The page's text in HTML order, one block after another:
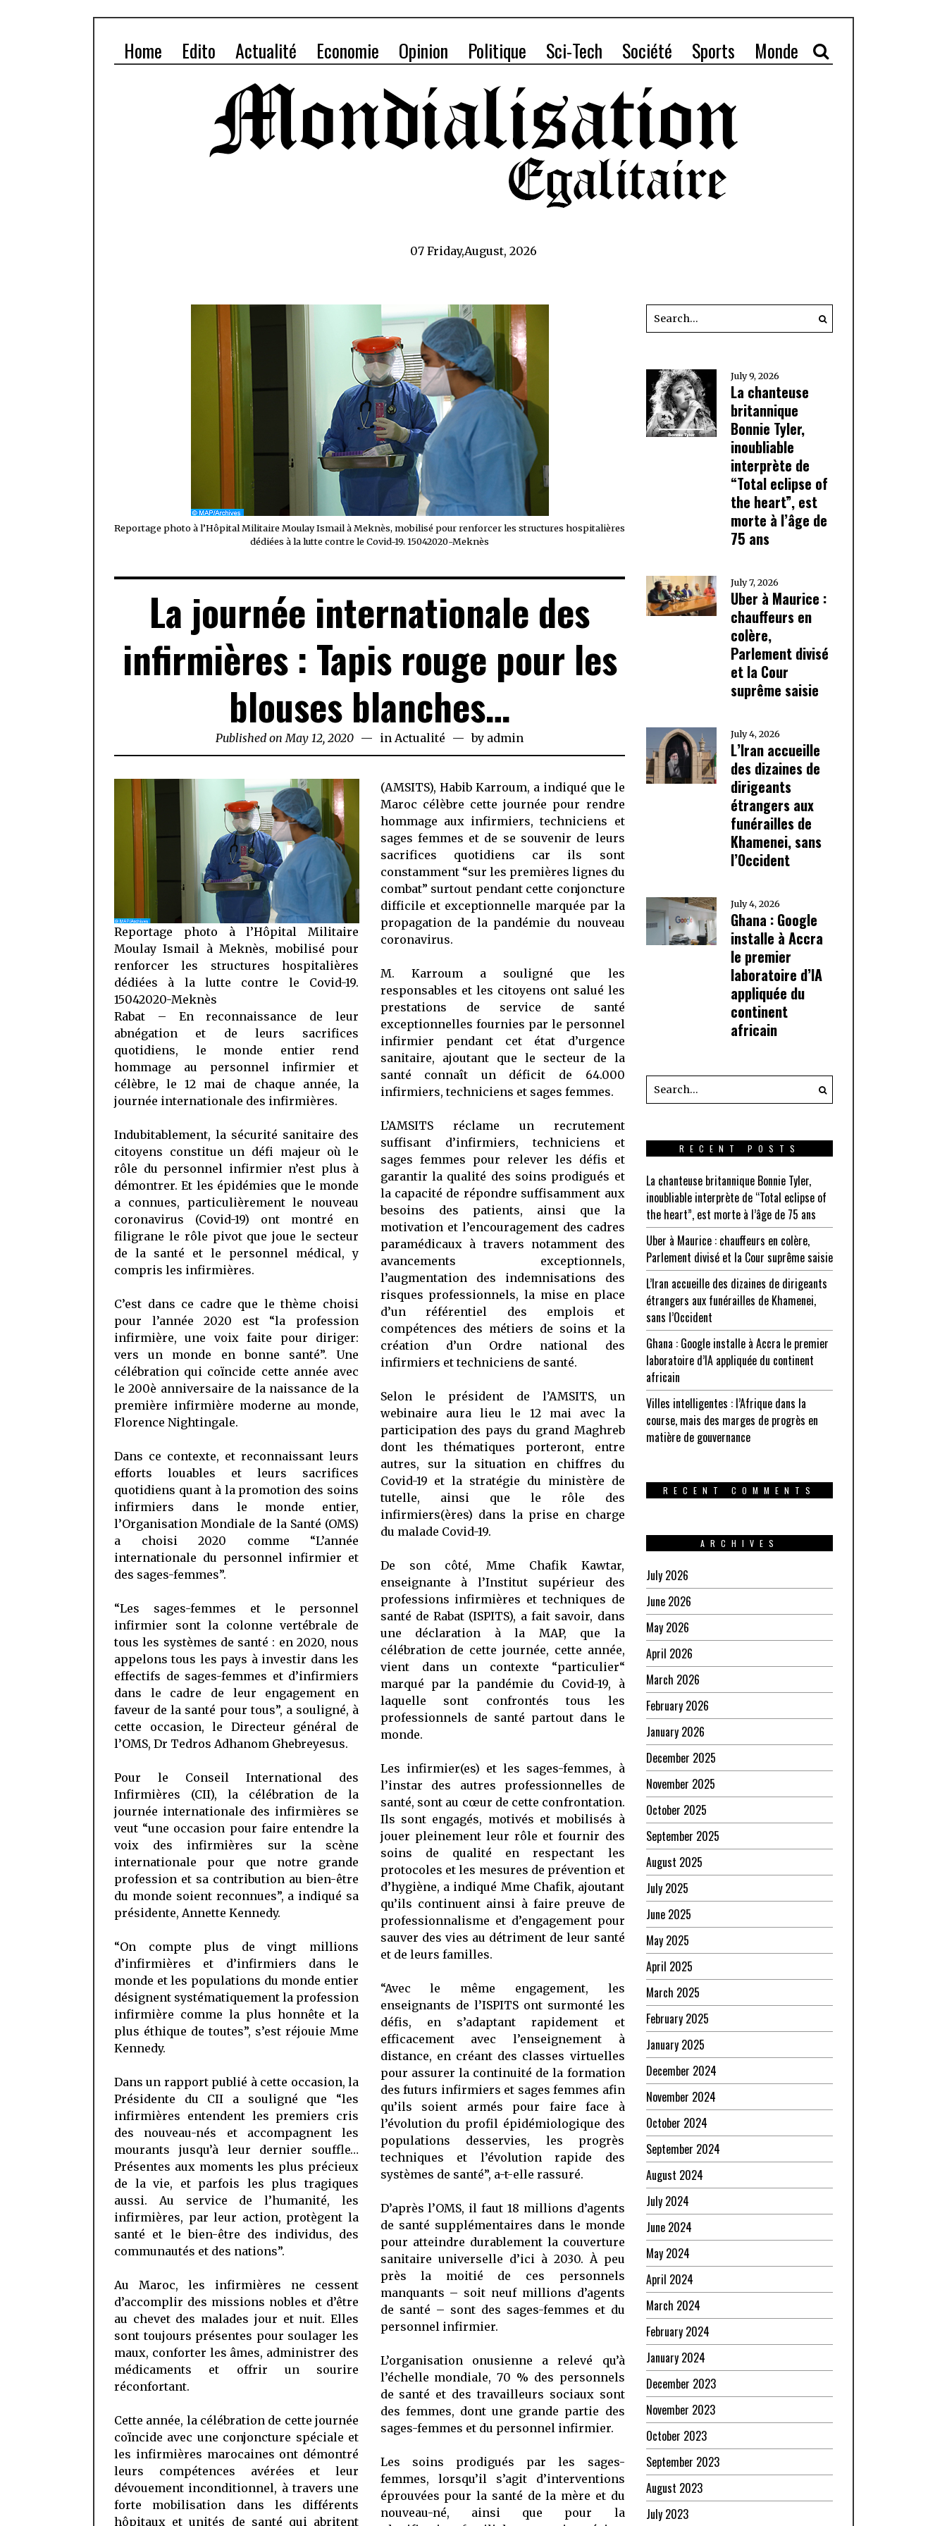
Home Edito Actualité Economie Opinion Politique Sci-Tech Société Sports Monde
07 Friday,August, 2026
Reportage photo à l’Hôpital Militaire Moulay Ismail à Meknès, mobilisé pour renforcer les structures hospitalières
dédiées à la lutte contre le Covid-19. 15042020-Meknès
La journée internationale des
infirmières : Tapis rouge pour les
blouses blanches…
Published on May 12, 2020 May
12,
in Actualité by admin
Reportage photo à l’Hôpital Militaire
Moulay Ismail à Meknès, mobilisé pour
renforcer les structures hospitalières
dédiées à la lutte contre le Covid-19.
15042020-Meknès
Rabat – En reconnaissance de leur
abnégation et de leurs sacrifices
quotidiens, le monde entier rend
hommage au personnel infirmier et
célèbre, le 12 mai de chaque année, la
journée internationale des infirmières.
Indubitablement, la sécurité sanitaire des
citoyens constitue un défi majeur où le
rôle du personnel infirmier n’est plus à
démontrer. Et les épidémies que le monde
a connues, particulièrement le nouveau
coronavirus (Covid-19) ont montré en
filigrane le rôle pivot que joue le secteur
de la santé et le personnel médical, y
compris les infirmières.
C’est dans ce cadre que le thème choisi
pour l’année 2020 est “la profession
infirmière, une voix faite pour diriger:
vers un monde en bonne santé”. Une
célébration qui coïncide cette année avec
le 200è anniversaire de la naissance de la
première infirmière moderne au monde,
Florence Nightingale.
Dans ce contexte, et reconnaissant leurs
efforts louables et leurs sacrifices
quotidiens quant à la promotion des soins
infirmiers dans le monde entier,
l’Organisation Mondiale de la Santé (OMS)
a choisi 2020 comme “L’année
internationale du personnel infirmier et
des sages-femmes”.
“Les sages-femmes et le personnel
infirmier sont la colonne vertébrale de
tous les systèmes de santé : en 2020, nous
appelons tous les pays à investir dans les
effectifs de sages-femmes et d’infirmiers
dans le cadre de leur engagement en
faveur de la santé pour tous”, a souligné, à
cette occasion, le Directeur général de
l’OMS, Dr Tedros Adhanom Ghebreyesus.
Pour le Conseil International des
Infirmières (CII), la célébration de la
journée internationale des infirmières se
veut “une occasion pour faire entendre la
voix des infirmières sur la scène
internationale pour que notre grande
profession et sa contribution au bien-être
du monde soient reconnues”, a indiqué sa
présidente, Annette Kennedy.
“On compte plus de vingt millions
d’infirmières et d’infirmiers dans le
monde et les populations du monde entier
désignent systématiquement la profession
infirmière comme la plus honnête et la
plus éthique de toutes”, s’est réjouie Mme
Kennedy.
Dans un rapport publié à cette occasion, la
Présidente du CII a souligné que “les
infirmières entendent les premiers cris
des nouveau-nés et accompagnent les
mourants jusqu’à leur dernier souffle…
Présentes aux moments les plus précieux
de la vie, et parfois les plus tragiques
aussi. Au service de l’humanité, les
infirmières, par leur action, protègent la
santé et le bien-être des individus, des
communautés et des nations”.
Au Maroc, les infirmières ne cessent
d’accomplir des missions nobles et d’être
au chevet des malades jour et nuit. Elles
sont toujours présentes pour soulager les
maux, conforter les âmes, administrer des
médicaments et offrir un sourire
réconfortant.
Cette année, la célébration de cette journée
coïncide avec une conjoncture spéciale et
les infirmières marocaines ont démontré
leurs compétences avérées et leur
dévouement inconditionnel, à travers une
forte mobilisation dans les différents
hôpitaux et unités de santé qui abritent
(AMSITS), Habib Karroum, a indiqué que le
Maroc célèbre cette journée pour rendre
hommage aux infirmiers, techniciens et
sages femmes et de se souvenir de leurs
sacrifices quotidiens car ils sont
constamment “sur les premières lignes du
combat” surtout pendant cette conjoncture
difficile et exceptionnelle marquée par la
propagation de la pandémie du nouveau
coronavirus.
M. Karroum a souligné que les
responsables et les citoyens ont salué les
prestations de service de santé
exceptionnelles fournies par le personnel
infirmier pendant cet état d’urgence
sanitaire, ajoutant que le secteur de la
santé connaît un déficit de 64.000
infirmiers, techniciens et sages femmes.
L’AMSITS réclame un recrutement
suffisant d’infirmiers, techniciens et
sages femmes pour relever les défis et
garantir la qualité des soins prodigués et
la capacité de répondre suffisamment aux
besoins des patients, ainsi que la
motivation et l’encouragement des cadres
paramédicaux à travers notamment des
avancements exceptionnels,
l’augmentation des indemnisations des
risques professionnels, la mise en place
d’un référentiel des emplois et
compétences des métiers de soins et la
création d’un Ordre national des
infirmiers et techniciens de santé.
Selon le président de l’AMSITS, un
webinaire aura lieu le 12 mai avec la
participation des pays du grand Maghreb
dont les thématiques porteront, entre
autres, sur la situation en chiffres du
Covid-19 et la stratégie du ministère de
tutelle, ainsi que le rôle des
infirmiers(ères) dans la prise en charge
du malade Covid-19.
De son côté, Mme Chafik Kawtar,
enseignante à l’Institut supérieur des
professions infirmières et techniques de
santé de Rabat (ISPITS), a fait savoir, dans
une déclaration à la MAP, que la
célébration de cette journée, cette année,
vient dans un contexte “particulier“
marqué par la pandémie du Covid-19, à
laquelle sont confrontés tous les
professionnels de santé partout dans le
monde.
Les infirmier(es) et les sages-femmes, à
l’instar des autres professionnelles de
santé, sont au cœur de cette confrontation.
Ils sont engagés, motivés et mobilisés à
jouer pleinement leur rôle et fournir des
soins de qualité en respectant les
protocoles et les mesures de prévention et
d’hygiène, a indiqué Mme Chafik, ajoutant
qu’ils continuent ainsi à faire preuve de
professionnalisme et d’engagement pour
sauver des vies au détriment de leur santé
et de leurs familles.
“Avec le même engagement, les
enseignants de l’ISPITS ont surmonté les
défis, en s’adaptant rapidement et
efficacement avec l’enseignement à
distance, en créant des classes virtuelles
pour assurer la continuité de la formation
des futurs infirmiers et sages femmes afin
qu’ils soient armés pour faire face à
l’évolution du profil épidémiologique des
populations desservies, les progrès
techniques et l’évolution rapide des
systèmes de santé”, a-t-elle rassuré.
D’après l’OMS, il faut 18 millions d’agents
de santé supplémentaires dans le monde
pour atteindre durablement la couverture
sanitaire universelle d’ici à 2030. À peu
près la moitié de ces personnels
manquants – soit neuf millions d’agents
de santé – sont des sages-femmes et du
personnel infirmier.
L’organisation onusienne a relevé qu’à
l’échelle mondiale, 70 % des personnels
de santé et des travailleurs sociaux sont
des femmes, dont une grande partie des
sages-femmes et du personnel infirmier.
Les soins prodigués par les sages-
femmes, lorsqu’il s’agit d’interventions
éprouvées pour la santé de la mère et du
nouveau-né, ainsi que pour la
July 9, 2026
La chanteuse
britannique
Bonnie Tyler,
inoubliable
interprète de
“Total eclipse of
the heart”, est
morte à l’âge de
75 ans
July 7, 2026
Uber à Maurice :
chauffeurs en
colère,
Parlement divisé
et la Cour
suprême saisie
July 4, 2026
L’Iran accueille
des dizaines de
dirigeants
étrangers aux
funérailles de
Khamenei, sans
l’Occident
July 4, 2026
Ghana : Google
installe à Accra
le premier
laboratoire d’IA
appliquée du
continent
africain
RECENT POSTS
La chanteuse britannique Bonnie Tyler,
inoubliable interprète de “Total eclipse of
the heart”, est morte à l’âge de 75 ans
Uber à Maurice : chauffeurs en colère,
Parlement divisé et la Cour suprême saisie
L’Iran accueille des dizaines de dirigeants
étrangers aux funérailles de Khamenei,
sans l’Occident
Ghana : Google installe à Accra le premier
laboratoire d’IA appliquée du continent
africain
Villes intelligentes : l’Afrique dans la
course, mais des marges de progrès en
matière de gouvernance
RECENT COMMENTS
ARCHIVES
July 2026
June 2026
May 2026
April 2026
March 2026
February 2026
January 2026
December 2025
November 2025
October 2025
September 2025
August 2025
July 2025
June 2025
May 2025
April 2025
March 2025
February 2025
January 2025
December 2024
November 2024
October 2024
September 2024
August 2024
July 2024
June 2024
May 2024
April 2024
March 2024
February 2024
January 2024
December 2023
November 2023
October 2023
September 2023
August 2023
July 2023